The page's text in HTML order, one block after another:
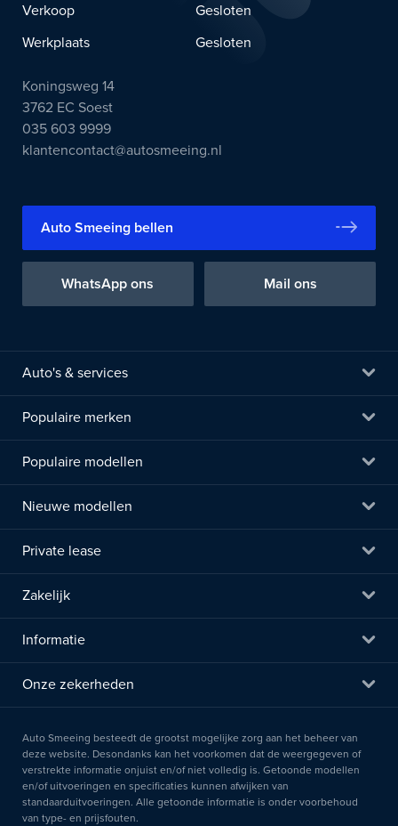
Verkoop
Gesloten
Werkplaats
Gesloten
Koningsweg 14
3762 EC Soest
035 603 9999
klantencontact@autosmeeing.nl
Auto Smeeing bellen
WhatsApp ons Mail ons
Auto's & services
Populaire merken
Populaire modellen
Nieuwe modellen
Private lease
Zakelijk
Informatie
Onze zekerheden
Auto Smeeing besteedt de grootst mogelijke zorg aan het beheer van
deze website. Desondanks kan het voorkomen dat de weergegeven of
verstrekte informatie onjuist en/of niet volledig is. Getoonde modellen
en/of uitvoeringen en specificaties kunnen afwijken van
standaarduitvoeringen. Alle getoonde informatie is onder voorbehoud
van type- en prijsfouten.